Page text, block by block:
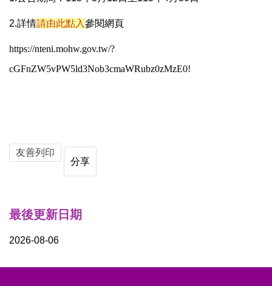
2.詳情請由此點入參閱網頁
https://nteni.mohw.gov.tw/?
cGFnZW5vPW5ld3Nob3cmaWRubz0zMzE0!
友善列印
分享
最後更新日期
2026-08-06